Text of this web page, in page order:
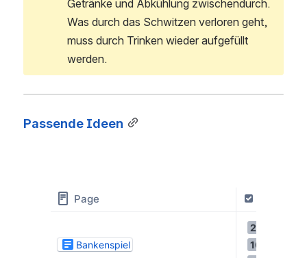
Getränke und Abkühlung zwischendurch.
Was durch das Schwitzen verloren geht,
muss durch Trinken wieder aufgefüllt
werden.
Passende Ideen